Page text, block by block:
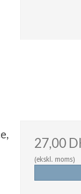
27,00
(ekskl. moms)